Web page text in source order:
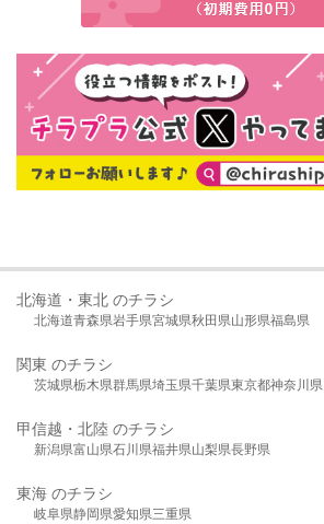
北海道・東北 のチラシ
北海道青森県岩手県宮城県秋田県山形県福島県
関東 のチラシ
茨城県栃木県群馬県埼玉県千葉県東京都神奈川県
甲信越・北陸 のチラシ
新潟県富山県石川県福井県山梨県長野県
東海 のチラシ
岐阜県静岡県愛知県三重県